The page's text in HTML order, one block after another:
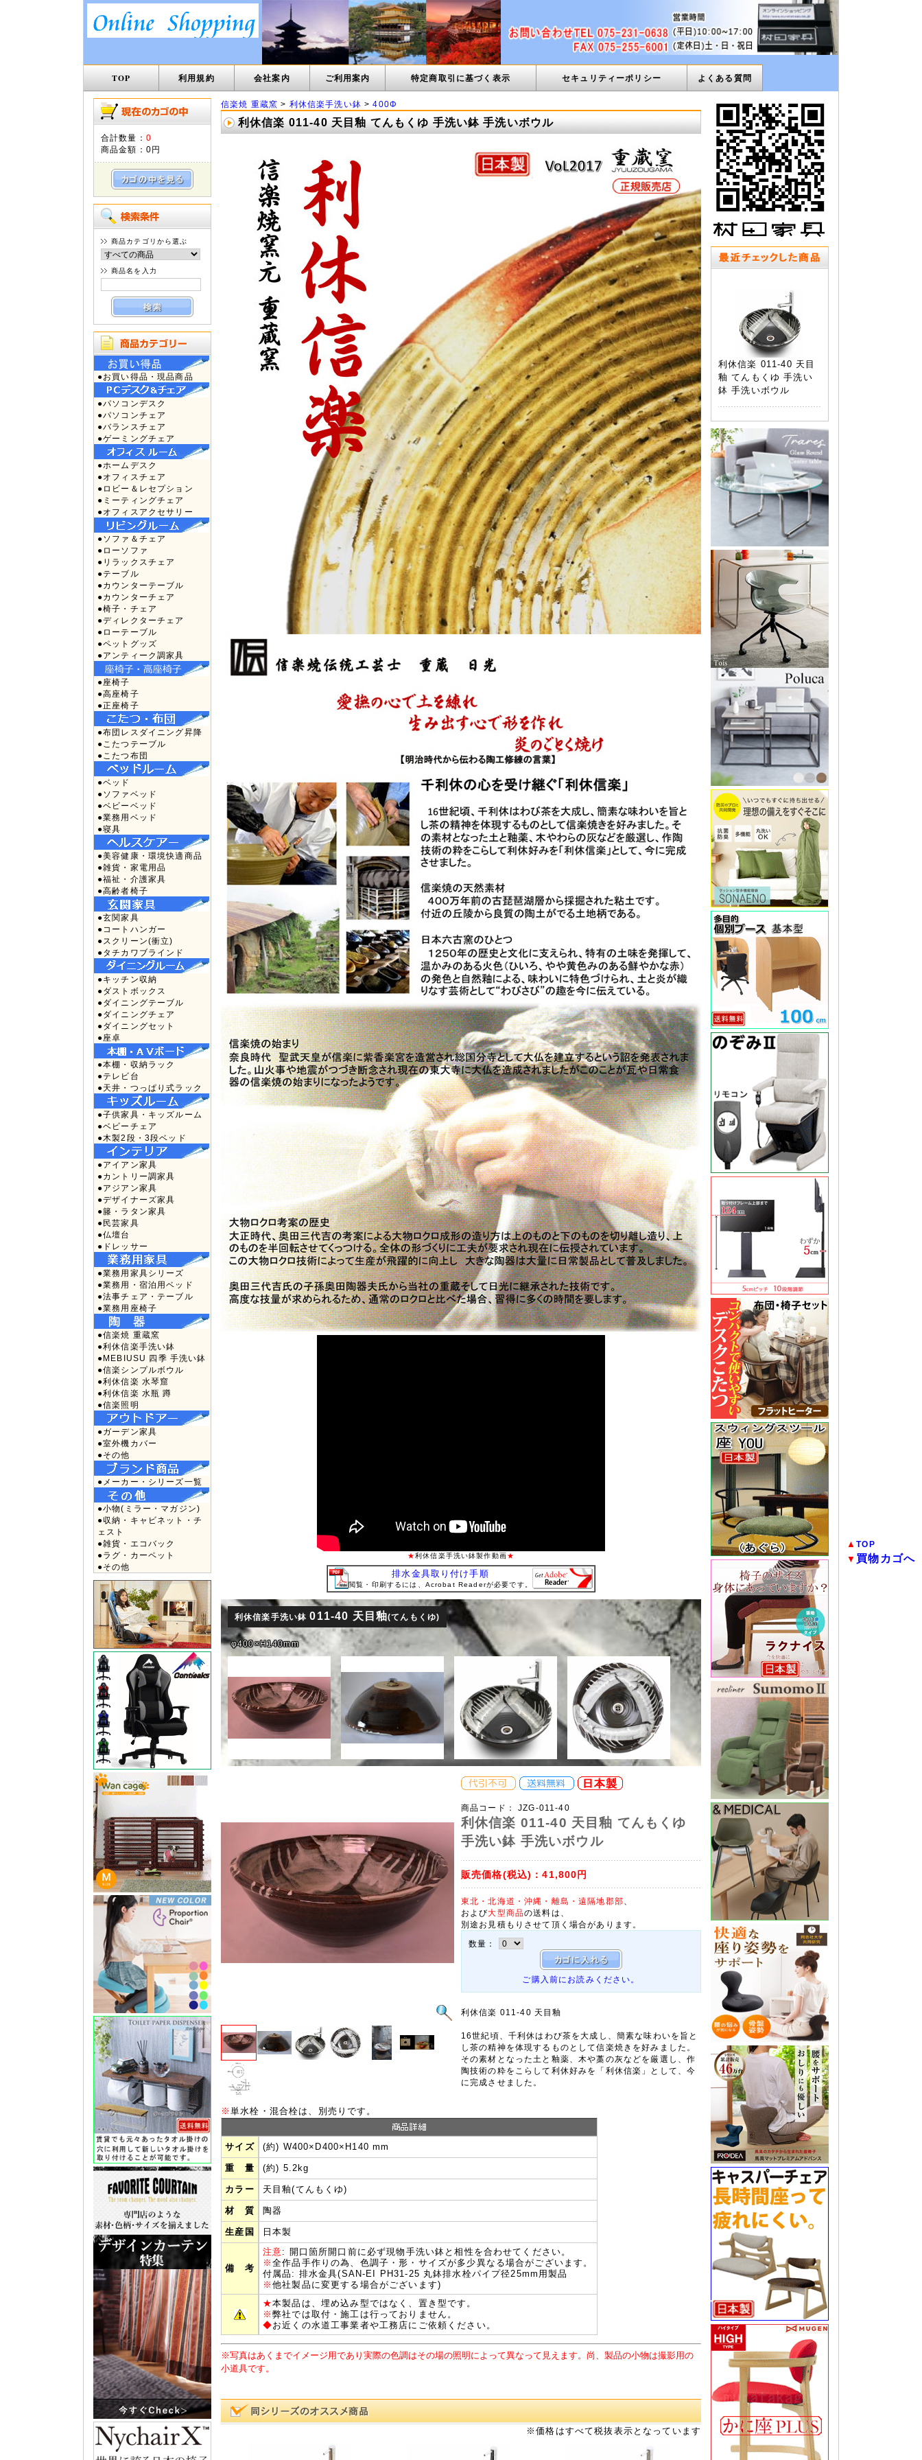
TOP 利用規約 会社案内 ご利用案内 特定商取引に基づく表示 セキュリティーポリシー よくある質問
合計数量： 0
商品金額： 0円
商品カテゴリから選ぶ
商品名を入力
●お買い得品・現品商品
●パソコンデスク
●パソコンチェア
●バランスチェア
●ゲーミングチェア
●ホームデスク
●オフィスチェア
●ロビー＆レセプション
●ミーティングチェア
●オフィスアクセサリー
●ソファ＆チェア
●ローソファ
●リラックスチェア
●テーブル
●カウンターテーブル
●カウンターチェア
●椅子・チェア
●ディレクターチェア
●ローテーブル
●ペットグッズ
●アンティーク調家具
●座椅子
●高座椅子
●正座椅子
●布団レスダイニング昇降
●こたつテーブル
●こたつ布団
●ベッド
●ソファベッド
●ベビーベッド
●業務用ベッド
●寝具
●美容健康・環境快適商品
●雑貨・家電用品
●福祉・介護家具
●高齢者椅子
●玄関家具
●コートハンガー
●スクリーン(衝立)
●タチカワブラインド
●キッチン収納
●ダストボックス
●ダイニングテーブル
●ダイニングチェア
●ダイニングセット
●座卓
●本棚・収納ラック
●テレビ台
●天井・つっぱり式ラック
●子供家具・キッズルーム
●ベビーチェア
●木製2段・3段ベッド
●アイアン家具
●カントリー調家具
●アジアン家具
●デザイナーズ家具
●籐・ラタン家具
●民芸家具
●仏壇台
●ドレッサー
●業務用家具シリーズ
●業務用・宿泊用ベッド
●法事チェア・テーブル
●業務用座椅子
●信楽焼 重蔵窯
●利休信楽手洗い鉢
●MEBIUSU 四季 手洗い鉢
●信楽シンプルボウル
●利休信楽 水琴窟
●利休信楽 水瓶 蹲
●信楽照明
●ガーデン家具
●室外機カバー
●その他
●メーカー・シリーズ一覧
●小物(ミラー・マガジン)
●収納・キャビネット・チ
ェスト
●雑貨・エコバック
●ラグ・カーペット
●その他
信楽焼 重蔵窯 > 利休信楽手洗い鉢 >400Φ
利休信楽 011-40 天目釉 てんもくゆ 手洗い鉢 手洗いボウル
★利休信楽手洗い鉢製作動画★
排水金具取り付け手順
閲覧・印刷するには、Acrobat Readerが必要です。
利休信楽手洗い鉢011-40 天目釉(てんもくゆ)
φ400×H140mm
商品コード： JZG-011-40
利休信楽 011-40 天目釉 てんもくゆ
手洗い鉢 手洗いボウル
販売価格(税込)：41,800円
東北・北海道・沖縄・離島・遠隔地郡部
および大型商品の送料は、
別途お見積もりさせて頂く場合があります。
数量：
ご購入前にお読みください。
利休信楽 011-40 天目釉
16世紀頃、千利休はわび茶を大成し、簡素な味わいを旨と
し茶の精神を体現するものとして信楽焼きを好みました。
その素材となった土と釉薬、木や藁の灰などを厳選し、作
陶技術の粋をこらして利休好みを「利休信楽」として、今
に完成させました。
※単水栓・混合栓は、別売りです。
サイズ (約) W400×D400×H140 mm
重 量 (約) 5.2kg
カラー 天目釉(てんもくゆ)
材 質 陶器
生産国 日本製
備 考
注意: 開口箇所開口前に必ず現物手洗い鉢と相性を合わせてください。
※全作品手作りの為、色調子・形・サイズが多少異なる場合がございます。
付属品: 排水金具(SAN-EI PH31-25 丸鉢排水栓パイプ径25mm用製品
※他社製品に変更する場合がございます)
★本製品は、埋め込み型ではなく、置き型です。
※弊社では取付・施工は行っておりません。
◆お近くの水道工事業者や工務店にご依頼ください。
※写真はあくまでイメージ用であり実際の色調はその場の照明によって異なって見えます。尚、製品の小物は撮影用の
小道具です。
※価格はすべて税抜表示となっています
利休信楽 011-40 天目
釉 てんもくゆ 手洗い
鉢 手洗いボウル
▲TOP
▼ 買物カゴへ